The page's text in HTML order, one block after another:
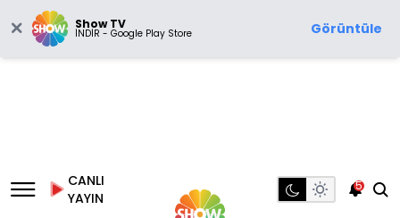
Show TV
İNDİR - Google Play Store Görüntüle
CANLI
YAYIN
5